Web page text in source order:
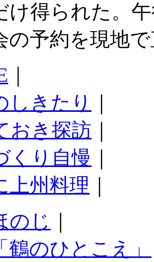
け得られた。
の予約を現地
しきたり
おき探訪
くり自慢
上州料理
のじ
鶴のひとこえ」